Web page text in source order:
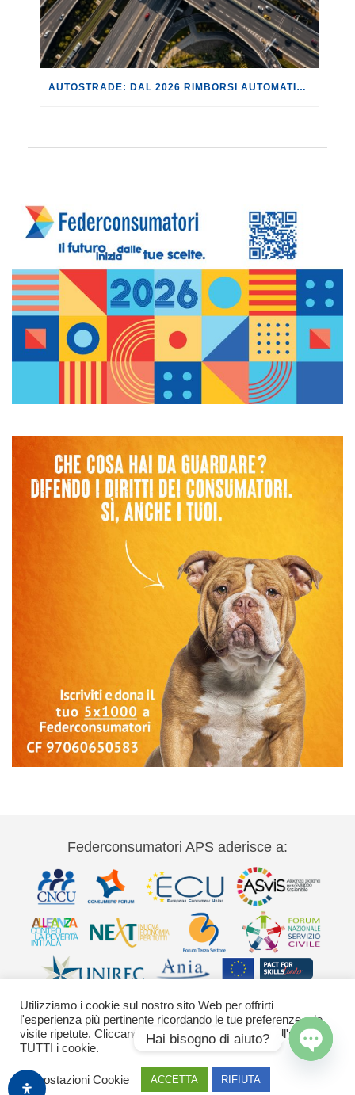
AUTOSTRADE: DAL 2026 RIMBORSI AUTOMATICI PER I DISAGI CAUSATI DA CANTIERI E BLOCCHI DEL TRAFFICO.
Federconsumatori APS aderisce a:
Via Palestro 11 00185 Roma - tel 06
42020755-9 federconsumatori@federconsumatori.it Ufficio stampa tel: 06
42020755 ufficiostampa@federconsumatori.it -Cookies Policy
Utilizziamo i cookie sul nostro sito Web per offrirti
l'esperienza più pertinente ricordando le tue preferenze e le
visite ripetute. Cliccando su "Accetta" acconsenti all'uso di
TUTTI i cookie.
Impostazioni Cookie ACCETTA RIFIUTA
Hai bisogno di aiuto?